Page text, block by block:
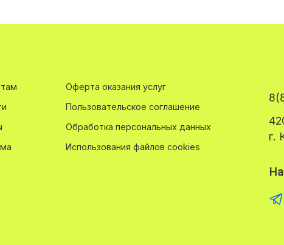
Оферта оказания услуг
Пользовательское соглашение
Обработка персональных данных
Использования файлов cookies
г.